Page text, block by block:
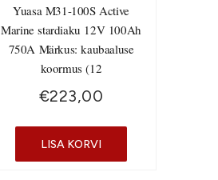
Yuasa M31-100S Active
Marine stardiaku 12V 100Ah
750A Märkus: kaubaaluse
koormus (12
€223,00
LISA KORVI